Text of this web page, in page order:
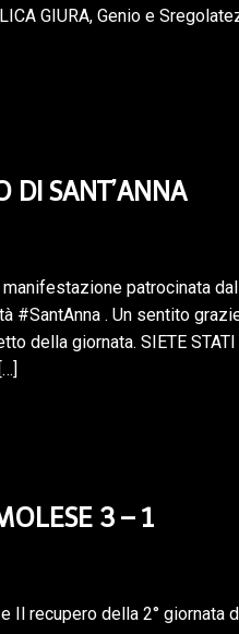
GIURA, Genio e
DI SANT’ANNA
patrocinata dal
#SantAnna . Un sentito
della giornata. SIETE STATI
3 – 1
Il recupero della 2° giornata